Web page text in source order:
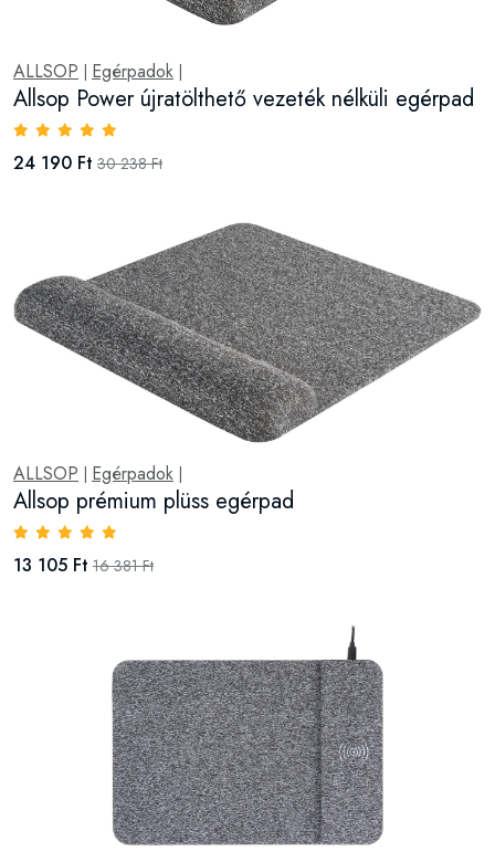
ALLSOP | Egérpadok |
Allsop Power újratölthető vezeték nélküli egérpad
24 190 Ft 30 238 Ft
ALLSOP | Egérpadok |
Allsop prémium plüss egérpad
13 105 Ft 16 381 Ft